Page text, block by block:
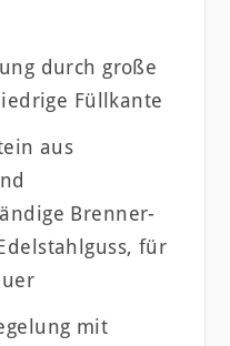
durch große
Füllkante
aus
Brenner-
für
mit